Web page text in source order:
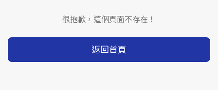
很抱歉，這個頁面不存在！
返回首頁